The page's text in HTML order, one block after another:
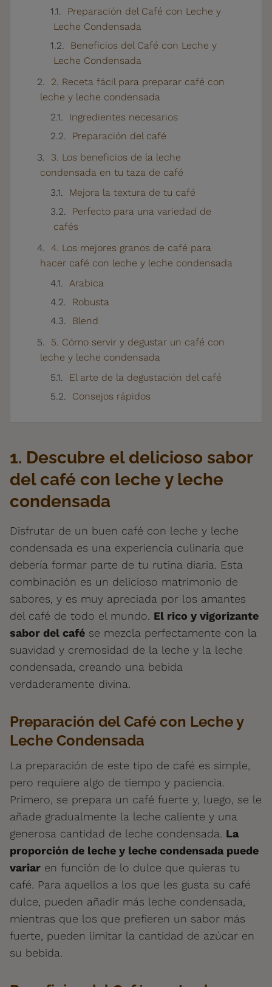
Preparación del Café con Leche y
Leche Condensada
Beneficios del Café con Leche y
Leche Condensada
2. Receta fácil para preparar café con
leche y leche condensada
Ingredientes necesarios
Preparación del café
3. Los beneficios de la leche
condensada en tu taza de café
Mejora la textura de tu café
Perfecto para una variedad de
cafés
4. Los mejores granos de café para
hacer café con leche y leche condensada
Arabica
Robusta
Blend
5. Cómo servir y degustar un café con
leche y leche condensada
El arte de la degustación del café
Consejos rápidos
1. Descubre el delicioso sabor
del café con leche y leche
condensada
Disfrutar de un buen café con leche y leche
condensada es una experiencia culinaria que
debería formar parte de tu rutina diaria. Esta
combinación es un delicioso matrimonio de
sabores, y es muy apreciada por los amantes
del café de todo el mundo. El rico y vigorizante
sabor del café se mezcla perfectamente con la
suavidad y cremosidad de la leche y la leche
condensada, creando una bebida
verdaderamente divina.
Preparación del Café con Leche y
Leche Condensada
La preparación de este tipo de café es simple,
pero requiere algo de tiempo y paciencia.
Primero, se prepara un café fuerte y, luego, se le
añade gradualmente la leche caliente y una
generosa cantidad de leche condensada. La
proporción de leche y leche condensada puede
variar en función de lo dulce que quieras tu
café. Para aquellos a los que les gusta su café
dulce, pueden añadir más leche condensada,
mientras que los que prefieren un sabor más
fuerte, pueden limitar la cantidad de azúcar en
su bebida.